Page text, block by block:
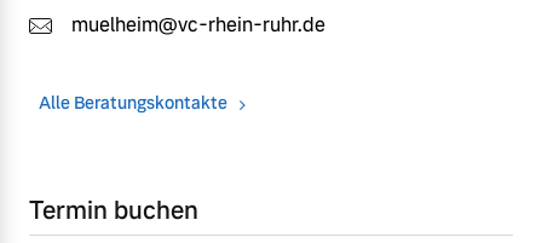
muelheim@vc-rhein-ruhr.de
Alle Beratungskontakte
Termin buchen